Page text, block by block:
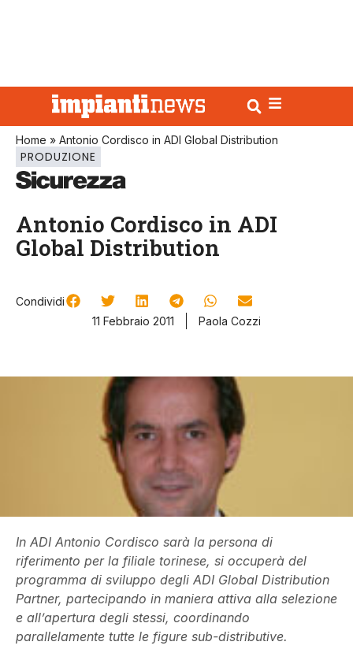
Home » Antonio Cordisco in ADI Global Distribution
PRODUZIONE
Antonio Cordisco in ADI
Global Distribution
Condividi
11 Febbraio 2011
Paola Cozzi
In ADI Antonio Cordisco sarà la persona di
riferimento per la filiale torinese, si occuperà del
programma di sviluppo degli ADI Global Distribution
Partner, partecipando in maniera attiva alla selezione
e all’apertura degli stessi, coordinando
parallelamente tutte le figure sub-distributive.